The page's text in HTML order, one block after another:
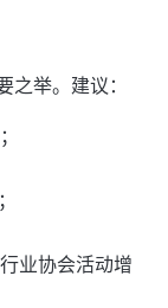
之举。建议：
业协会活动增